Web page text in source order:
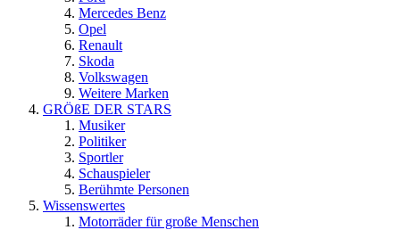
Mercedes Benz
Opel
Renault
Skoda
Volkswagen
Weitere Marken
GRÖßE DER STARS
Musiker
Politiker
Sportler
Schauspieler
Berühmte Personen
Wissenswertes
Motorräder für große Menschen